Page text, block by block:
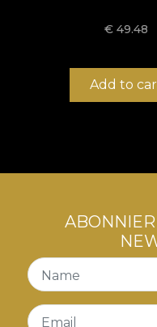
€49.48
Add to
Name
Email